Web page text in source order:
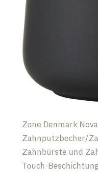
Zone Denmark
Zahnputzbecher/
Zahnbürste und
Touch-